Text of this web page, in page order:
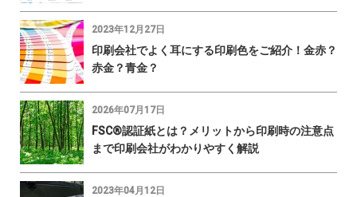
2023年12月27日
印刷会社でよく耳にする印刷色をご紹介！金赤？
赤金？青金？
2026年07月17日
FSC®認証紙とは？メリットから印刷時の注意点
まで印刷会社がわかりやすく解説
2023年04月12日